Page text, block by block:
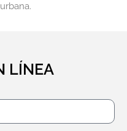
LÍNEA